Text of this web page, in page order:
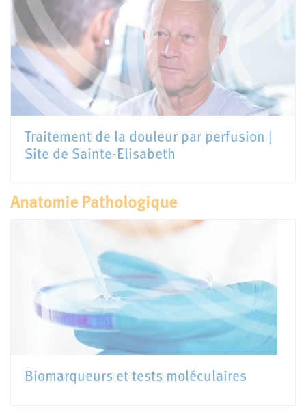
Traitement de la douleur par perfusion |
Site de Sainte-Elisabeth
Anatomie Pathologique
Biomarqueurs et tests moléculaires